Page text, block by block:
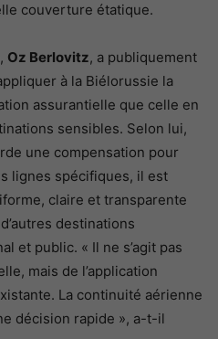
couverture étatique.
Oz Berlovitz, a publiquement
à la Biélorussie la
assurantielle que celle en
sensibles. Selon lui,
une compensation pour
lignes spécifiques, il est
claire et transparente
destinations
et public. « Il ne s’agit pas
mais de l’application
La continuité aérienne
décision rapide », a-t-il